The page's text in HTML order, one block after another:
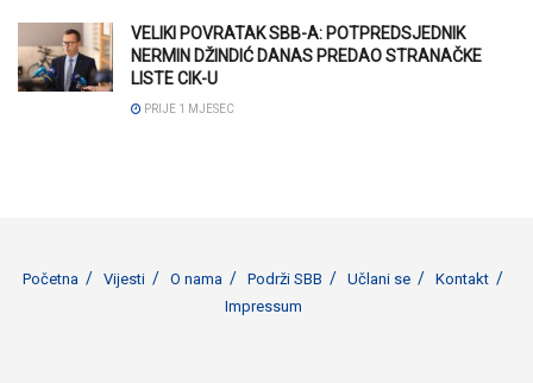
VELIKI POVRATAK SBB-A: POTPREDSJEDNIK
NERMIN DŽINDIĆ DANAS PREDAO STRANAČKE
LISTE CIK-U
PRIJE 1 MJESEC
Početna Vijesti O nama Podrži SBB Učlani se
Kontakt
Impressum